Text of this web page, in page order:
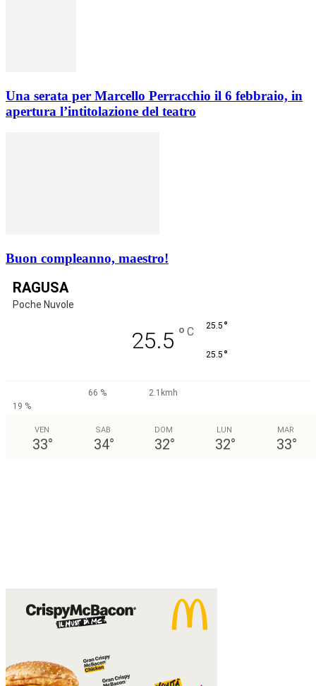
Una serata per Marcello Perracchio il 6 febbraio, in
apertura l’intitolazione del teatro
Buon compleanno, maestro!
RAGUSA
Poche Nuvole
25.5 ° C 25.5 °
25.5 °
66 %
2.1kmh
19 %
VEN
33°
SAB
34°
DOM
32°
LUN
32°
MAR
33°